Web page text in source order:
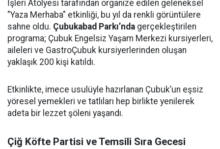
İşleri Atölyesi tarafından organize edilen geleneksel
"Yaza Merhaba" etkinliği, bu yıl da renkli görüntülere
sahne oldu. Çubukabad Parkı’nda gerçekleştirilen
programa; Çubuk Engelsiz Yaşam Merkezi kursiyerleri,
aileleri ve GastroÇubuk kursiyerlerinden oluşan
yaklaşık 200 kişi katıldı.
Etkinlikte, imece usulüyle hazırlanan Çubuk’un eşsiz
yöresel yemekleri ve tatlıları hep birlikte yenilerek
adeta bir lezzet şöleni yaşandı.
Çiğ Köfte Partisi ve Temsili Sıra Gecesi